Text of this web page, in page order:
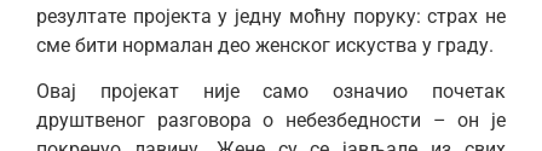
резултате пројекта у једну моћну поруку: страх не
сме бити нормалан део женског искуства у граду.
Овај пројекат није само означио почетак
друштвеног разговора о небезбедности – он је